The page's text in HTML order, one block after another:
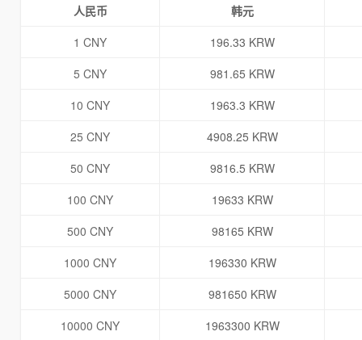
人民币
韩元
1 CNY
196.33 KRW
5 CNY
981.65 KRW
10 CNY
1963.3 KRW
25 CNY
4908.25 KRW
50 CNY
9816.5 KRW
100 CNY
19633 KRW
500 CNY
98165 KRW
1000 CNY
196330 KRW
5000 CNY
981650 KRW
10000 CNY
1963300 KRW